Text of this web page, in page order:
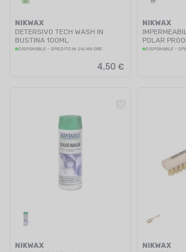
NIKWAX
DETERSIVO TECH WASH IN
BUSTINA 100ML
DISPONIBILE - SPEDITO IN 24/48 ORE
4,50 €
NIKWAX
POLAR
DISPONIBILE -
NIKWAX
NIKWAX